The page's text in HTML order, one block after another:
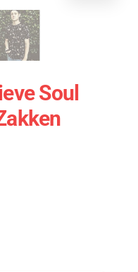
Soul